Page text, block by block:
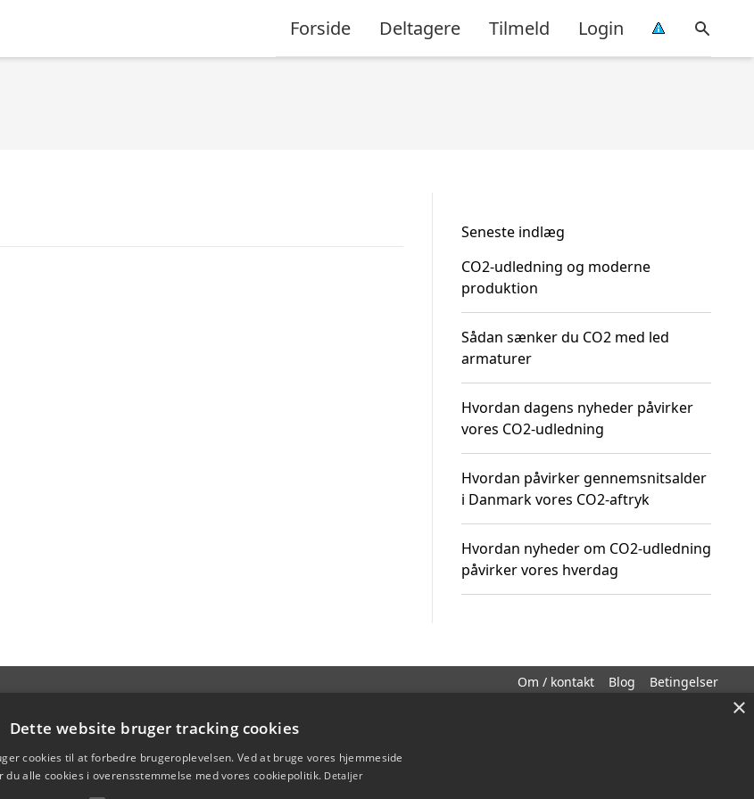
Forside Deltagere Tilmeld Login
Seneste indlæg
CO2-udledning og moderne
produktion
Sådan sænker du CO2 med led
armaturer
Hvordan dagens nyheder påvirker
vores CO2-udledning
Hvordan påvirker gennemsnitsalder
i Danmark vores CO2-aftryk
Hvordan nyheder om CO2-udledning
påvirker vores hverdag
Om / kontakt Blog Betingelser
×
Dette website bruger tracking cookies
cookies til at forbedre brugeroplevelsen. Ved at bruge vores hjemmeside
du alle cookies i overensstemmelse med vores cookiepolitik. Detaljer